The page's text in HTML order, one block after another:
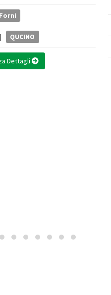
Forni
| QUCINO
Dettagli